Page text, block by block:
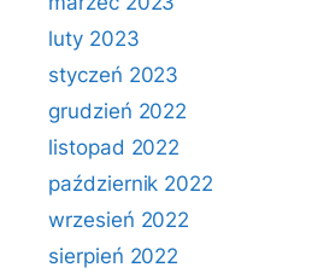
luty 2023
styczeń 2023
grudzień 2022
listopad 2022
październik 2022
wrzesień 2022
sierpień 2022